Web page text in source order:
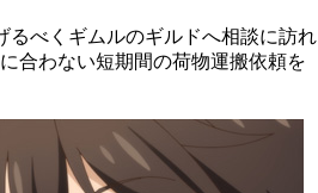
るべくギムルのギルドへ相談に訪れ
合わない短期間の荷物運搬依頼を